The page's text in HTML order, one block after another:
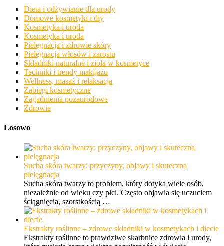
Dieta i odżywianie dla urody
Domowe kosmetyki i diy
Kosmetyka i uroda
Kosmetyka i uroda
Pielęgnacja i zdrowie skóry
Pielęgnacja włosów i zarostu
Składniki naturalne i zioła w kosmetyce
Techniki i trendy makijażu
Wellness, masaż i relaksacja
Zabiegi kosmetyczne
Zagadnienia pozaurodowe
Zdrowie
Losowo
Sucha skóra twarzy: przyczyny, objawy i skuteczna
pielęgnacja
Sucha skóra twarzy to problem, który dotyka wiele osób,
niezależnie od wieku czy płci. Często objawia się uczuciem
ściągnięcia, szorstkością …
Ekstrakty roślinne – zdrowe składniki w kosmetykach i diecie
Ekstrakty roślinne to prawdziwe skarbnice zdrowia i urody,